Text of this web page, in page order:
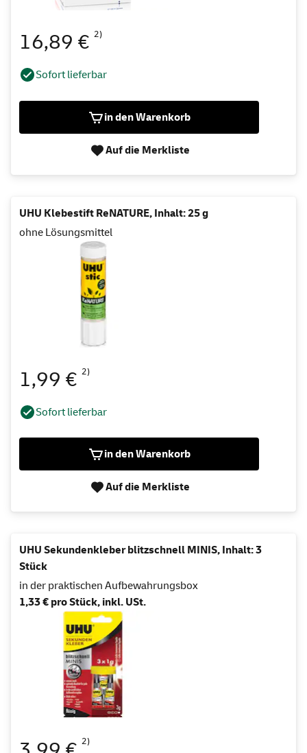
16,89 € 2)
Sofort lieferbar
in den Warenkorb
Auf die Merkliste
UHU Klebestift ReNATURE, Inhalt: 25 g
ohne Lösungsmittel
1,99 € 2)
Sofort lieferbar
in den Warenkorb
Auf die Merkliste
UHU Sekundenkleber blitzschnell MINIS, Inhalt: 3
Stück
in der praktischen Aufbewahrungsbox
1,33 € pro Stück, inkl. USt.
2)